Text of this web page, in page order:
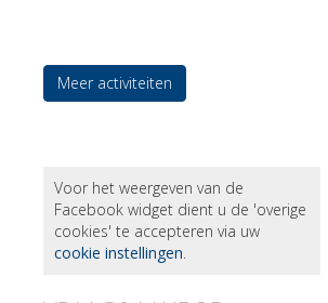
Meer activiteiten
Voor het weergeven van de
Facebook widget dient u de 'overige
cookies' te accepteren via uw
cookie instellingen.